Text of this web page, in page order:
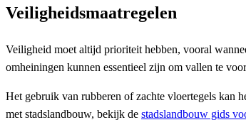
Veiligheidsmaatregelen
Veiligheid moet altijd prioriteit hebben, vooral
omheiningen kunnen essentieel zijn om vallen te
Het gebruik van rubberen of zachte vloertegels kan
met stadslandbouw, bekijk de stadslandbouw gids